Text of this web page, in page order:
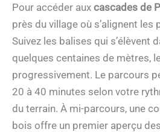
Pour accéder aux cascades de
près du village où s’alignent les
Suivez les balises qui s’élèvent
quelques centaines de mètres,
progressivement. Le parcours
20 à 40 minutes selon votre
du terrain. À mi-parcours, une
bois offre un premier aperçu